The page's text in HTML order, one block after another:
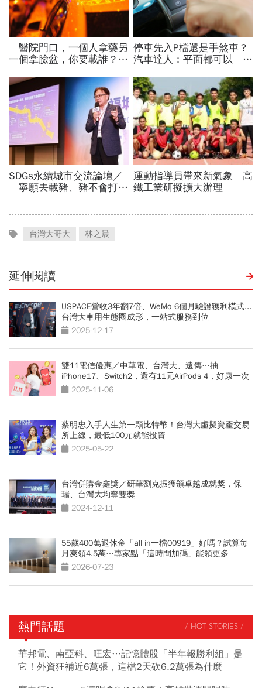
台灣大哥大 林之晨
延伸閱讀
USPACE營收3年翻7倍、WeMo 6個月驗證獲利模式...
台灣大車用生態圈成形，一站式服務到位
2025-12-17
雙11電信優惠／中華電、台灣大、遠傳…抽
iPhone17、Switch2，還有11元AirPods 4，好康一次
看 2025-11-06
蔡明忠入手人生第一顆比特幣！台灣大虛擬資產交易
所上線，最低100元就能投資
2025-05-22
台灣併購金鑫獎／研華劉克振獲頒卓越成就獎，保
瑞、台灣大均奪雙獎
2024-12-11
55歲400萬退休金「all in一檔00919」好嗎？試算每
月爽領4.5萬…專家點「這時間加碼」能領更多
2026-07-23
熱門話題 / HOT STORIES /
華邦電、南亞科、旺宏…記憶體股「半年報勝利組」是
它！外資狂補近6萬張，這檔2天砍6.2萬張為什麼